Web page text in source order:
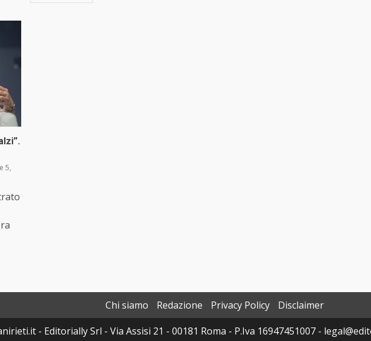
5,
Chi siamo Redazione Privacy Policy
Disclaimer
- Editorially Srl - Via Assisi 21 - 00181 Roma - P.Iva 16947451007 -